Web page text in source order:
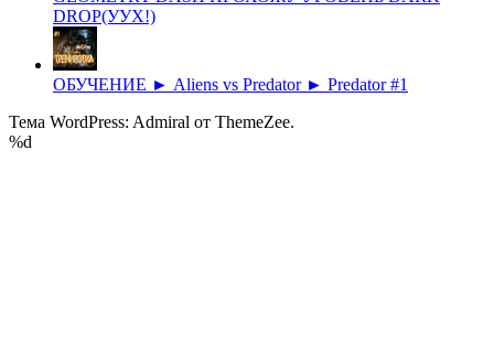
DROP(УУХ!)
ОБУЧЕНИЕ ► Aliens vs Predator ► Predator #1
Тема WordPress: Admiral от ThemeZee.
%d